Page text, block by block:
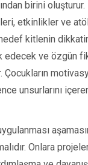
birini
etkinlikler ve
kitlenin
edecek ve özgün
Çocukların
unsurlarını
Onlara